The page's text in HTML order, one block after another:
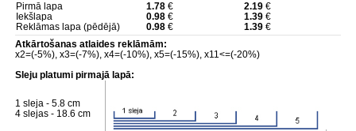
Pirmā lapa
1.78€ 2.19€
Iekšlapa
0.98€ 1.39€
Reklāmas lapa (pēdējā)
0.98€ 1.39€
Atkārtošanas atlaides reklāmām:
x2=(-5%), x3=(-7%), x4=(-10%), x5=(-15%), x11<=(-20%)
Sleju platumi pirmajā lapā:
1 sleja - 5.8 cm
4 slejas - 18.6 cm